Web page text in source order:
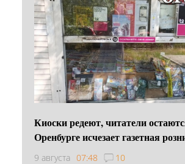
Киоски редеют, читатели
Оренбурге исчезает газетная
9 августа 07:48 10